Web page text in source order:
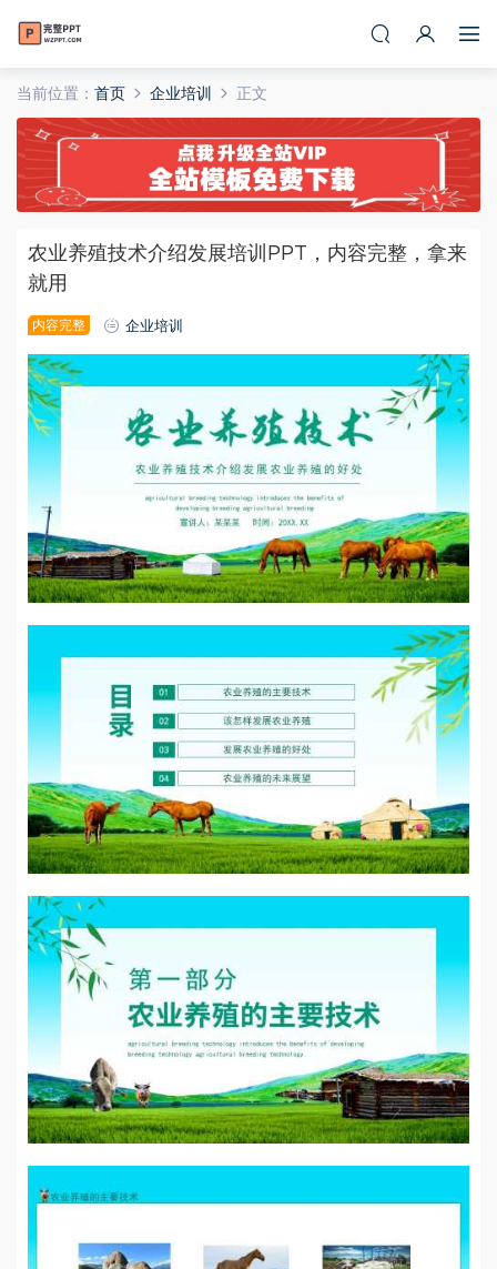
当前位置： 首页 企业培训 正文
农业养殖技术介绍发展培训PPT，内容完整，拿来
就用
内容完整 企业培训